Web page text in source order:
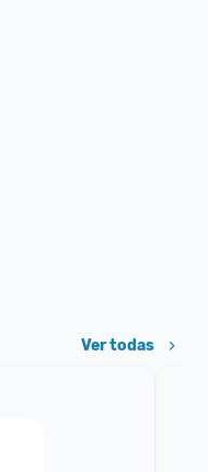
Ver todas